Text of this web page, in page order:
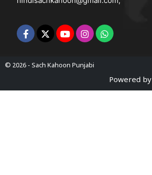
© 2026 - Sach Kahoon Punjabi
Powered by